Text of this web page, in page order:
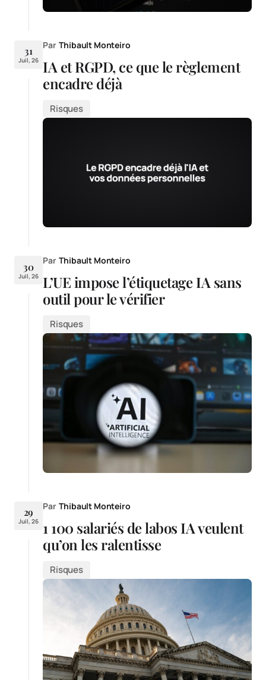
31
Juil, 26
Par Thibault Monteiro
IA et RGPD, ce que le règlement
encadre déjà
Risques
30
Juil, 26
Par Thibault Monteiro
L’UE impose l’étiquetage IA sans
outil pour le vérifier
Risques
29
Juil, 26
Par Thibault Monteiro
1 100 salariés de labos IA veulent
qu’on les ralentisse
Risques